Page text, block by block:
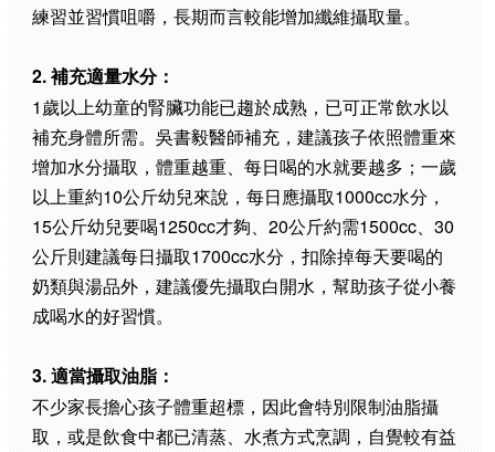
練習並習慣咀嚼，長期而言較能增加纖維攝取量。
2. 補充適量水分：
1歲以上幼童的腎臟功能已趨於成熟，已可正常飲水以
補充身體所需。吳書毅醫師補充，建議孩子依照體重來
增加水分攝取，體重越重、每日喝的水就要越多；一歲
以上重約10公斤幼兒來說，每日應攝取1000cc水分，
15公斤幼兒要喝1250cc才夠、20公斤約需1500cc、30
公斤則建議每日攝取1700cc水分，扣除掉每天要喝的
奶類與湯品外，建議優先攝取白開水，幫助孩子從小養
成喝水的好習慣。
3. 適當攝取油脂：
不少家長擔心孩子體重超標，因此會特別限制油脂攝
取，或是飲食中都已清蒸、水煮方式烹調，自覺較有益